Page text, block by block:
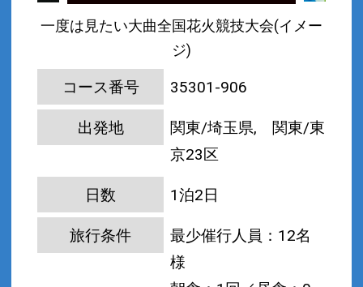
一度は見たい大曲全国花火競技大会(イメー
ジ)
コース番号 35301-906
出発地
関東/埼玉県, 関東/東
京23区
日数 1泊2日
旅行条件
最少催行人員：12名
様